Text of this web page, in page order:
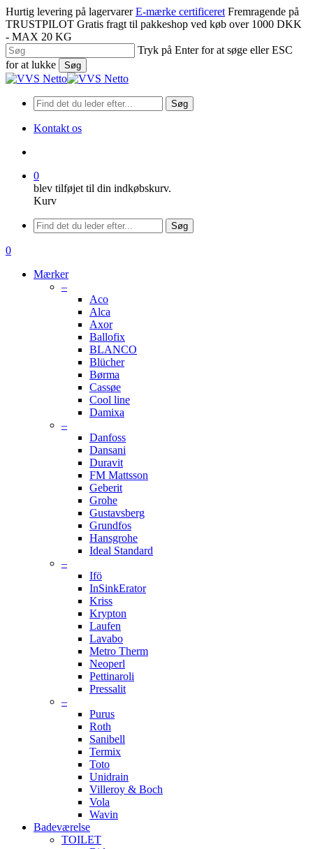
Spring
til
hovedindhold
Hurtig levering på lagervarer E-mærke certificeret Fremragende på
TRUSTPILOT Gratis fragt til pakkeshop ved køb over 1000 DKK
- MAX 20 KG
Tryk på Enter for at søge eller ESC
for at lukke
Søg
Luk
Søg
Kontakt os
0
blev tilføjet til din indkøbskurv.
Kurv
Menu
Søg
søge
0
Mærker
–
Aco
Alca
Axor
Ballofix
BLANCO
Blücher
Børma
Cassøe
Cool line
Damixa
–
Danfoss
Dansani
Duravit
FM Mattsson
Geberit
Grohe
Gustavsberg
Grundfos
Hansgrohe
Ideal Standard
–
Ifö
InSinkErator
Kriss
Krypton
Laufen
Lavabo
Metro Therm
Neoperl
Pettinaroli
Pressalit
–
Purus
Roth
Sanibell
Termix
Toto
Unidrain
Villeroy & Boch
Vola
Wavin
Badeværelse
TOILET